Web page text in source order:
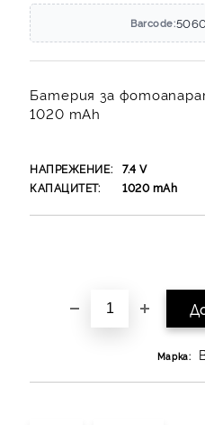
Barcode:
Батерия за
1020 mAh
НАПРЕЖЕНИЕ: 7.4V
КАПАЦИТЕТ:
1020mAh
Марка: